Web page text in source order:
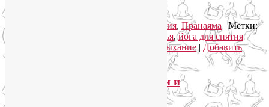
Йогатерапия, Пранаяма |Метки:
йога для здоровья,йога для снятия
расслабляющее дыхание | Добавить
Как пережить стресс физически и